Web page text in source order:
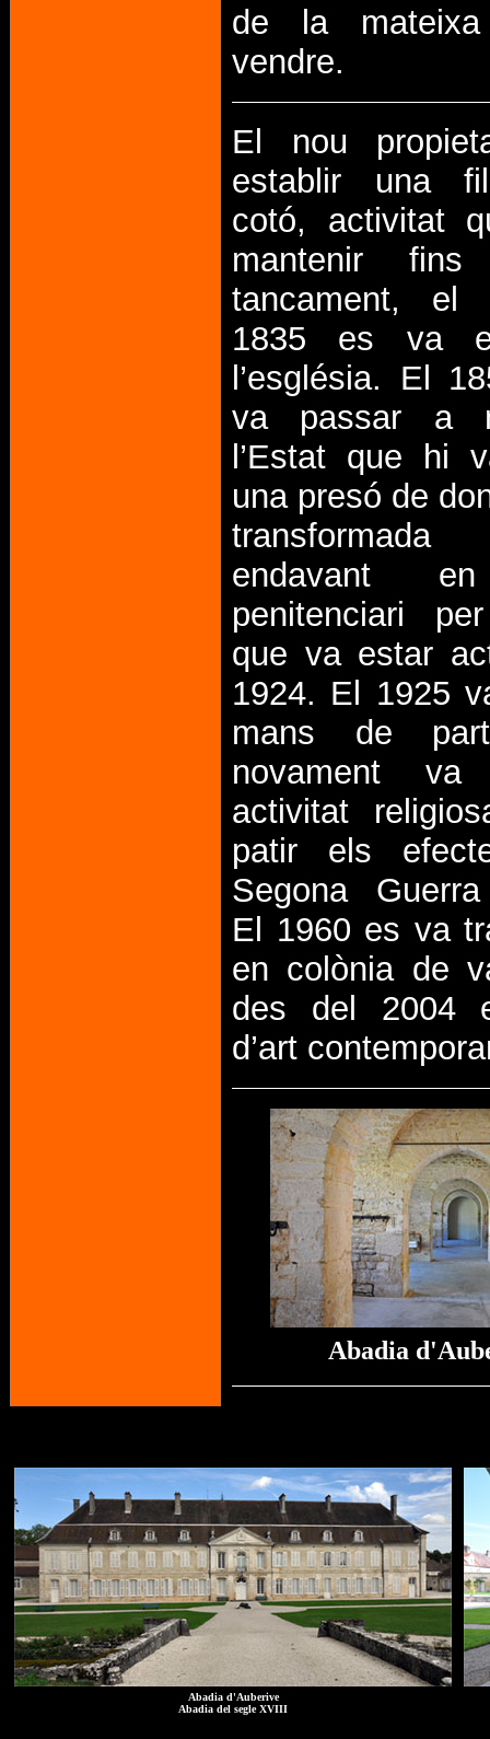
de la
vendre.
El nou
establir una
cotó, activitat
mantenir
tancament, el
1835 es va
l’església. El
va passar a
l’Estat que hi
una presó de
endavant
penitenciari
que va estar
1924. El 1925
mans de
novament va
activitat
patir els
Segona
El 1960 es va
en colònia de
des del 2004
d’art
Abadia
Abadia d'Auberive
Abadia del segle XVIII